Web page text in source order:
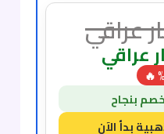
عراقي
عراقي